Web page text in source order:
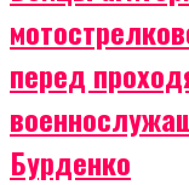
перед
Бурденко